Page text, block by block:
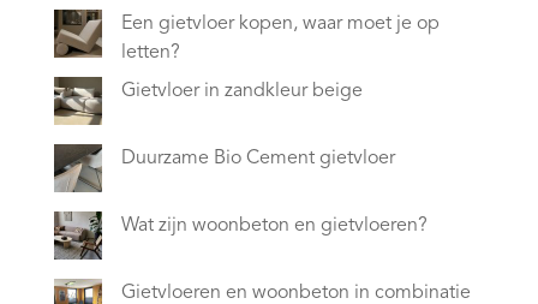
Een gietvloer kopen, waar moet je op
letten?
Gietvloer in zandkleur beige
Duurzame Bio Cement gietvloer
Wat zijn woonbeton en gietvloeren?
Gietvloeren en woonbeton in combinatie